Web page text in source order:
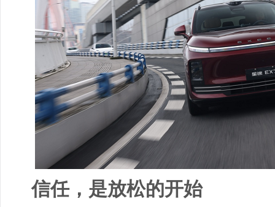
信任，是放松的开始